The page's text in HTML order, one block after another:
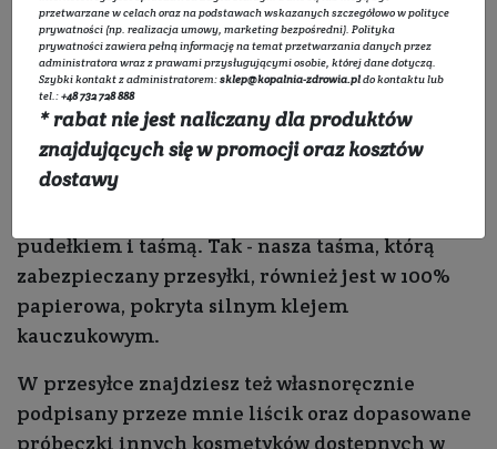
bezpiecznie do Ciebie dotarła.
Jesteśmy ekoDrogerią, która kładzie ogromny
nacisk na ochronę środowiska. W otrzymanej od
nas paczce nie znajdziesz folii bąbelkowej czy
plastikowego wypełniacza. Całość pakujemy za
pomocą samego papieru, który możesz potem
pudełkiem i taśmą. Tak - nasza taśma, którą
zabezpieczany przesyłki, również jest w 100%
papierowa, pokryta silnym klejem
kauczukowym.
W przesyłce znajdziesz też własnoręcznie
podpisany przeze mnie liścik oraz dopasowane
próbeczki innych kosmetyków dostępnych w
przetwarzane w celach oraz na podstawach wskazanych szczegółowo wpolityce
prywatności (np. realizacja umowy, marketing bezpośredni). Polityka
prywatnościzawiera pełną informację na temat przetwarzania danych przez
administratora wraz z prawami przysługującymi osobie, której dane dotyczą.
Szybki kontakt z administratorem:sklep@kopalnia-zdrowia.pldo kontaktu lub
tel.:+48 732 728 888
* rabat nie jest naliczany dla produktów
znajdujących się w promocji oraz kosztów
dostawy